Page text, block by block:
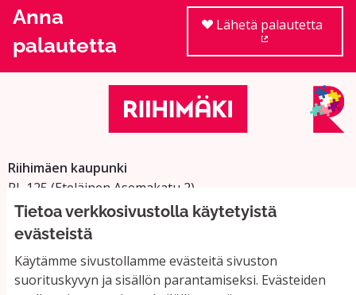
Tietoa verkkosivustolla käytetyistä
evästeistä
Käytämme sivustollamme evästeitä sivuston
suorituskyvyn ja sisällön parantamiseksi. Evästeiden
Anna
palautetta
Lähetä palautetta
Riihimäen kaupunki
PL 125 (Eteläinen Asemakatu 2)
11101 Riihimäki
Vaihde: 019 758 4000
Sähköpostiosoitteet:
etunimi.sukunimi@riihimaki.fi